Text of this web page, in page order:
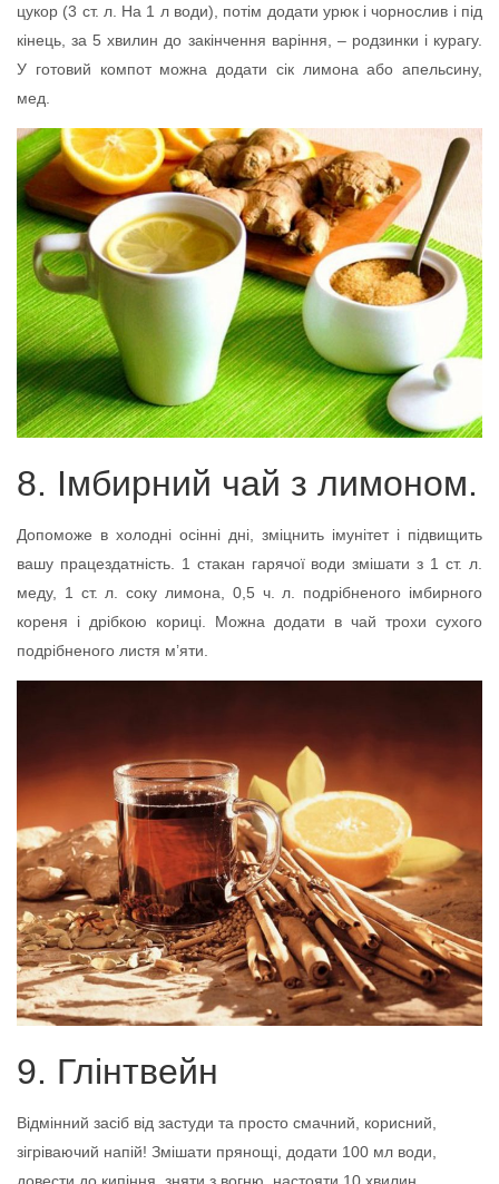
цукор (3 ст. л. На 1 л води), потім додати урюк і чорнослив і під
кінець, за 5 хвилин до закінчення варіння, – родзинки і курагу.
У готовий компот можна додати сік лимона або апельсину,
мед.
8. Імбирний чай з лимоном.
Допоможе в холодні осінні дні, зміцнить імунітет і підвищить
вашу працездатність. 1 стакан гарячої води змішати з 1 ст. л.
меду, 1 ст. л. соку лимона, 0,5 ч. л. подрібненого імбирного
кореня і дрібкою кориці. Можна додати в чай трохи сухого
подрібненого листя м’яти.
9. Глінтвейн
Відмінний засіб від застуди та просто смачний, корисний,
зігріваючий напій! Змішати прянощі, додати 100 мл води,
довести до кипіння, зняти з вогню, настояти 10 хвилин.